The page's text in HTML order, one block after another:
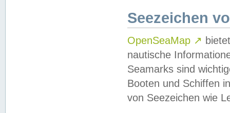
Seezeichen
OpenSeaMap ↗
nautische
Seamarks sind
Booten und Schiffen
von Seezeichen wie